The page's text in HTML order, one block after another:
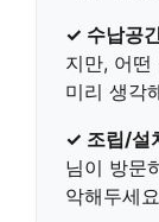
✓ 수납공
지만, 어떤
미리 생각
✓ 조립/설
님이 방문
악해두세